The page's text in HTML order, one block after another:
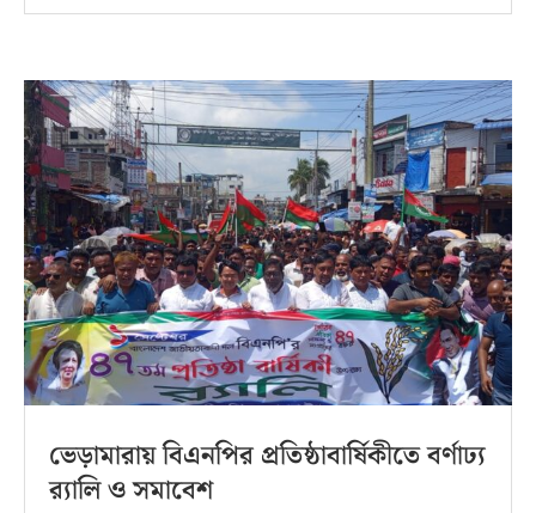
ভেড়ামারায় বিএনপির প্রতিষ্ঠাবার্ষিকীতে বর্ণাঢ্য
র‌্যালি ও সমাবেশ